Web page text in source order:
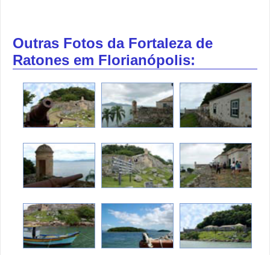
Outras Fotos da Fortaleza de
Ratones em Florianópolis: